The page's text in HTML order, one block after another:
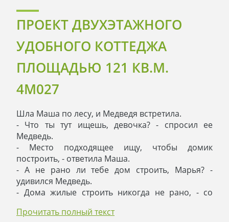
ПРОЕКТ ДВУХЭТАЖНОГО
УДОБНОГО КОТТЕДЖА
ПЛОЩАДЬЮ 121 КВ.М.
4M027
Шла Маша по лесу, и Медведя встретила.
- Что ты тут ищешь, девочка? - спросил ее
Медведь.
- Место подходящее ищу, чтобы домик
построить, - ответила Маша.
- А не рано ли тебе дом строить, Марья? -
удивился Медведь.
- Дома жилые строить никогда не рано, - со
помог мне вместо рассуждений.
Прочитать полный текст